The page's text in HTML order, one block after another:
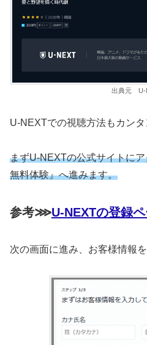
出典元 U-
U-NEXTでの視聴方法もカンタ
まずU-NEXTの公式サイトに
無料体験』へ進みます。
参考⋙U-NEXTの登録
次の画面に進み、お客様情報